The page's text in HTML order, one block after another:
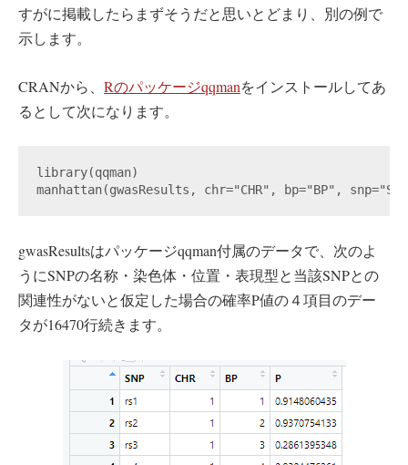
すがに掲載したらまずそうだと思いとどまり、別の例で
示します。
CRANから、 Rのパッケージqqmanをインストールしてあ
るとして次になります。
library(qqman)
manhattan(gwasResults, chr="CHR", bp="BP",
gwasResultsはパッケージqqman付属のデータで、次のよ
うにSNPの名称・染色体・位置・表現型と当該SNPとの
関連性がないと仮定した場合の確率P値の４項目のデー
タが16470行続きます。